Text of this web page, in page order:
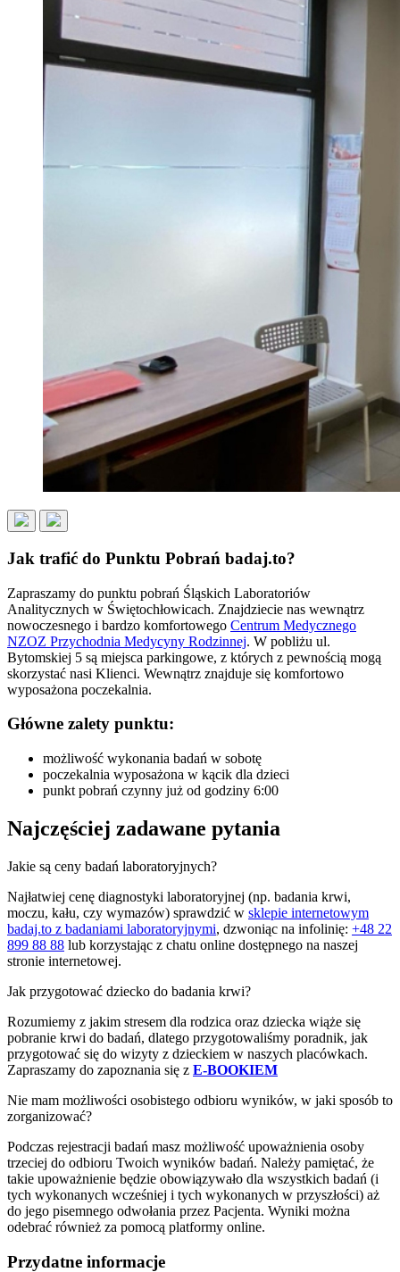
Jak trafić do Punktu Pobrań badaj.to?
Zapraszamy do punktu pobrań Śląskich Laboratoriów
Analitycznych w Świętochłowicach. Znajdziecie nas wewnątrz
nowoczesnego i bardzo komfortowego Centrum Medycznego
NZOZ Przychodnia Medycyny Rodzinnej. W pobliżu ul.
Bytomskiej 5 są miejsca parkingowe, z których z pewnością mogą
skorzystać nasi Klienci. Wewnątrz znajduje się komfortowo
wyposażona poczekalnia.
Główne zalety punktu:
możliwość wykonania badań w sobotę
poczekalnia wyposażona w kącik dla dzieci
punkt pobrań czynny już od godziny 6:00
Najczęściej zadawane pytania
Jakie są ceny badań laboratoryjnych?
Najłatwiej cenę diagnostyki laboratoryjnej (np. badania krwi,
moczu, kału, czy wymazów) sprawdzić w sklepie internetowym
badaj.to z badaniami laboratoryjnymi, dzwoniąc na infolinię: +48 22
899 88 88 lub korzystając z chatu online dostępnego na naszej
stronie internetowej.
Jak przygotować dziecko do badania krwi?
Rozumiemy z jakim stresem dla rodzica oraz dziecka wiąże się
pobranie krwi do badań, dlatego przygotowaliśmy poradnik, jak
przygotować się do wizyty z dzieckiem w naszych placówkach.
Zapraszamy do zapoznania się z E-BOOKIEM
Nie mam możliwości osobistego odbioru wyników, w jaki sposób to
zorganizować?
Podczas rejestracji badań masz możliwość upoważnienia osoby
trzeciej do odbioru Twoich wyników badań. Należy pamiętać, że
takie upoważnienie będzie obowiązywało dla wszystkich badań (i
tych wykonanych wcześniej i tych wykonanych w przyszłości) aż
do jego pisemnego odwołania przez Pacjenta. Wyniki można
odebrać również za pomocą platformy online.
Przydatne informacje